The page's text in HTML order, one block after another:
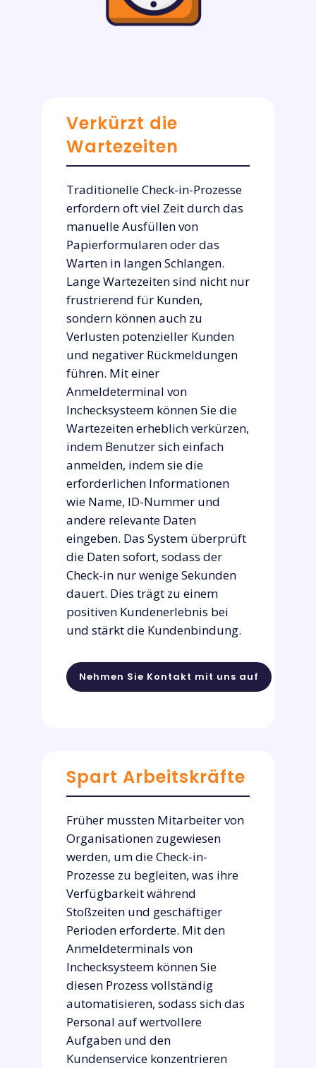
Verkürzt die
Wartezeiten
Traditionelle Check-in-Prozesse
erfordern oft viel Zeit durch das
manuelle Ausfüllen von
Papierformularen oder das
Warten in langen Schlangen.
Lange Wartezeiten sind nicht nur
frustrierend für Kunden,
sondern können auch zu
Verlusten potenzieller Kunden
und negativer Rückmeldungen
führen. Mit einer
Anmeldeterminal von
Inchecksysteem können Sie die
Wartezeiten erheblich verkürzen,
indem Benutzer sich einfach
anmelden, indem sie die
erforderlichen Informationen
wie Name, ID-Nummer und
andere relevante Daten
eingeben. Das System überprüft
die Daten sofort, sodass der
Check-in nur wenige Sekunden
dauert. Dies trägt zu einem
positiven Kundenerlebnis bei
und stärkt die Kundenbindung.
Nehmen Sie Kontakt mit uns auf
Spart Arbeitskräfte
Früher mussten Mitarbeiter von
Organisationen zugewiesen
werden, um die Check-in-
Prozesse zu begleiten, was ihre
Verfügbarkeit während
Stoßzeiten und geschäftiger
Perioden erforderte. Mit den
Anmeldeterminals von
Inchecksysteem können Sie
diesen Prozess vollständig
automatisieren, sodass sich das
Personal auf wertvollere
Aufgaben und den
Kundenservice konzentrieren